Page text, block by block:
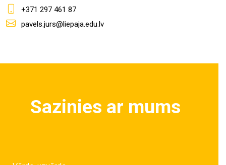
+371 297 461 87
pavels.jurs@liepaja.edu.lv
Sazinies ar mums